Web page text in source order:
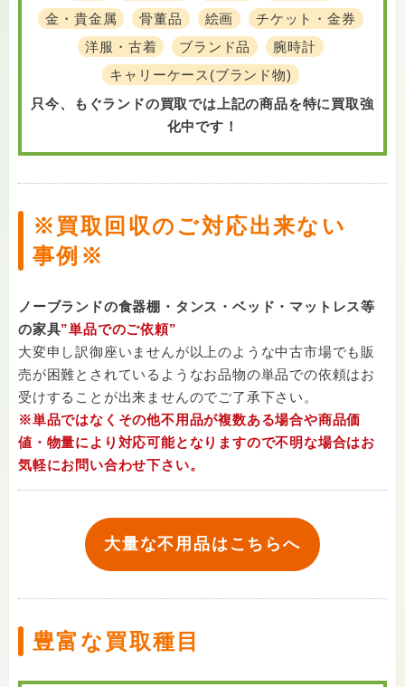
金・貴金属
骨董品 絵画
チケット・金券
洋服・古着
ブランド品
腕時計
キャリーケース(ブランド物)
只今、もぐランドの買取では上記の商品を特に買取強
化中です！
※買取回収のご対応出来ない
事例※
ノーブランドの食器棚・タンス・ベッド・マットレス等
の家具”単品でのご依頼”
大変申し訳御座いませんが以上のような中古市場でも販
売が困難とされているようなお品物の単品での依頼はお
受けすることが出来ませんのでご了承下さい。
※単品ではなくその他不用品が複数ある場合や商品価
値・物量により対応可能となりますので不明な場合はお
気軽にお問い合わせ下さい。
大量な不用品はこちらへ
豊富な買取種目